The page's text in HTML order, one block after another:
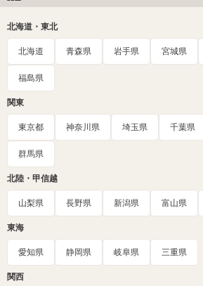
北海道・東北
北海道 青森県 岩手県 宮城県
福島県
関東
東京都 神奈川県 埼玉県 千葉県
群馬県
北陸・甲信越
山梨県 長野県 新潟県 富山県
東海
愛知県 静岡県 岐阜県 三重県
関西